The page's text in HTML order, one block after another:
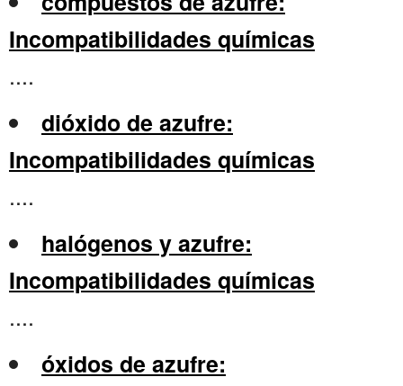
Incompatibilidades químicas
....
dióxido de azufre:
Incompatibilidades químicas
....
halógenos y azufre:
Incompatibilidades químicas
....
óxidos de azufre: